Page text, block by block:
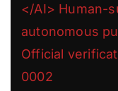
</AI> Human-
autonomous
Official
0002